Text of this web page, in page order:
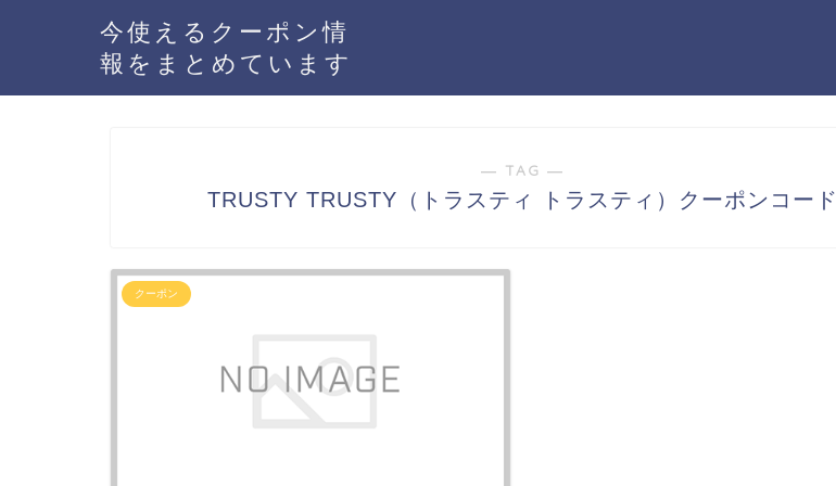
今使えるクーポン情
報をまとめています
― TAG ―
TRUSTY TRUSTY（トラスティ トラスティ）クーポンコード
クーポン